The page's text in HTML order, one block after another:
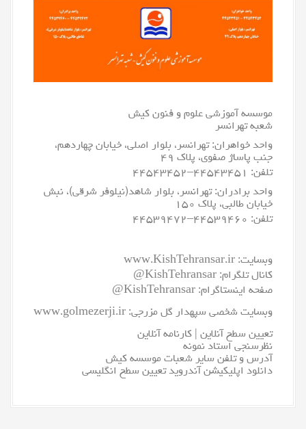
موسسه آموزشی علوم و فنون کیش
شعبه تهرانسر
واحد خواهران: تهرانسر، بلوار اصلی، خیابان چهاردهم،
جنب پاساژ صفوی، پلاک ۴۹
تلفن: ۴۴۵۴۳۴۵۱–۴۴۵۴۳۴۵۲
واحد برادران: تهرانسر، بلوار شاهد(نیلوفر شرقی)، نبش
خیابان طالبی، پلاک ۱۵۰
تلفن: ۴۴۵۳۹۴۶۰–۴۴۵۳۹۴۷۲
وبسایت: www.KishTehransar.ir
کانال تلگرام: KishTehransar@
صفحه اینستاگرام: KishTehransar@
وبسایت شخصی سپهدار گل مزرجی: www.golmezerji.ir
تعیین سطح آنلاین
کارنامه آنلاین
نظرسنجی استاد نمونه
آدرس و تلفن سایر شعبات موسسه کیش
دانلود اپلیکیشن آندروید تعیین سطح انگلیسی